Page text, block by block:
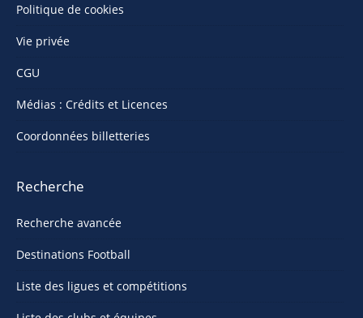
Politique de cookies
Vie privée
CGU
Médias : Crédits et Licences
Coordonnées billetteries
Recherche
Recherche avancée
Destinations Football
Liste des ligues et compétitions